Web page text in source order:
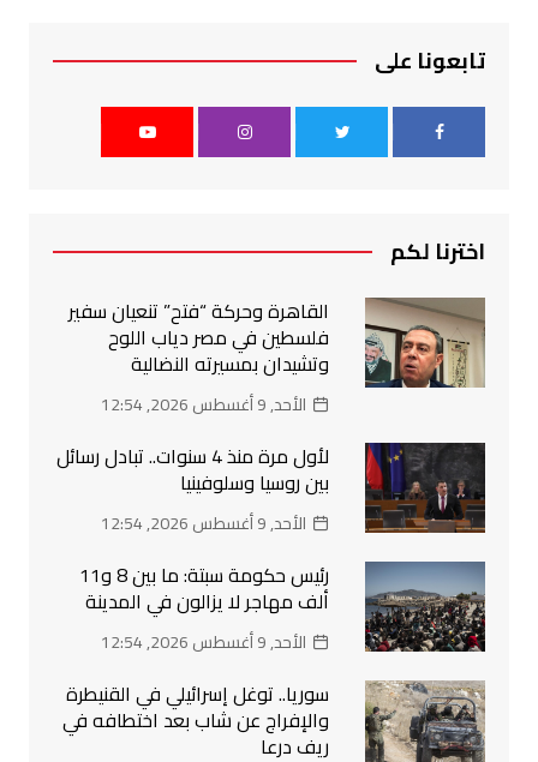
تابعونا على
اخترنا لكم
القاهرة وحركة “فتح” تنعيان سفير
فلسطين في مصر دياب اللوح
وتشيدان بمسيرته النضالية
الأحد, 9 أغسطس 2026, 12:54
لأول مرة منذ 4 سنوات.. تبادل رسائل
بين روسيا وسلوفينيا
الأحد, 9 أغسطس 2026, 12:54
رئيس حكومة سبتة: ما بين 8 و11
ألف مهاجر لا يزالون في المدينة
الأحد, 9 أغسطس 2026, 12:54
سوريا.. توغل إسرائيلي في القنيطرة
والإفراج عن شاب بعد اختطافه في
ريف درعا